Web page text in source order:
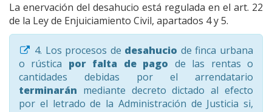
La enervación del desahucio está regulada en el art. 22
de la Ley de Enjuiciamiento Civil, apartados 4 y 5.
4. Los procesos de desahucio de finca urbana
o rústica por falta de pago de las rentas o
cantidades debidas por el arrendatario
terminarán mediante decreto dictado al efecto
por el letrado de la Administración de Justicia si,